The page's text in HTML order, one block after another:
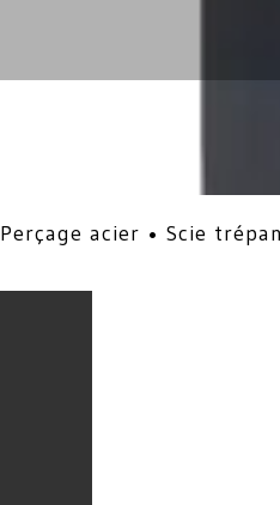
Perçage acier • Scie trépan